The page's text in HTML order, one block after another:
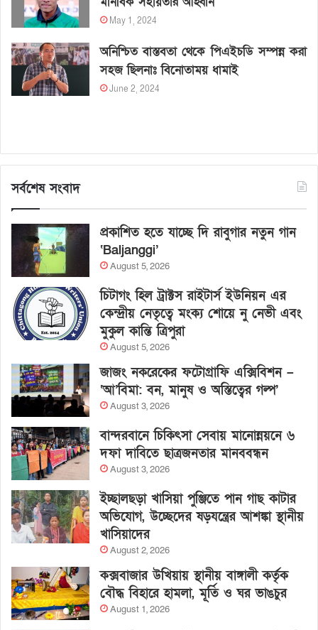
May 1, 2024
অনিশ্চিত বাস্তবতা থেকে পিএইচডি সম্পন্ন করা
সহজ ছিলনাঃ বিনোতাময় ধামাই
June 2, 2024
সর্বশেষ সংবাদ
প্রকাশিত হতে যাচ্ছে দি রাবুগার নতুন গান
‘Baljanggi’
August 5, 2026
চিটাগং হিল ট্রাক্টস রাইটার্স ইউনিয়ন এর
কেন্দ্রীয় নেতৃত্বে মংক্য শোয়ে নু নেভী এবং
মুকুল কান্তি ত্রিপুরা
August 5, 2026
জাজং নকরেকের ফটোগ্রাফি এক্সিবিশন –
‘আ’বিমা: বন, মানুষ ও অস্তিত্বের গল্প’
August 3, 2026
বান্দরবানে চিকিৎসা সেবায় মানোন্নয়নে ৬
দফা দাবিতে ছাত্রজনতার মানববন্ধন
August 3, 2026
ইচ্ছালছড়া খাসিয়া পুঞ্জিতে পান গাছ কাটার
অভিযোগ, উচ্ছেদের ষড়যন্ত্রের আশঙ্কা স্থানীয়
খাসিয়াদের
August 2, 2026
কক্সবাজার উখিয়ায় স্থানীয় বাঙ্গালী কর্তৃক
বৌদ্ধ বিহারে হামলা, মূর্তি ও ঘর ভাঙচুর
August 1, 2026